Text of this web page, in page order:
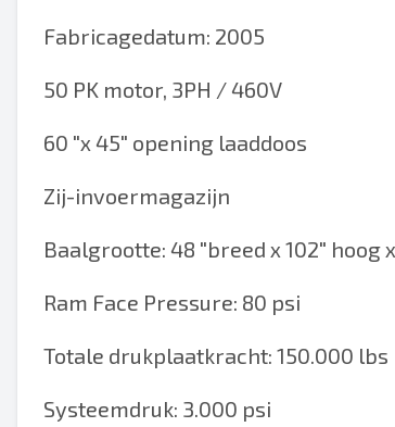
Fabricagedatum: 2005
50 PK motor, 3PH / 460V
60 "x 45" opening laaddoos
Zij-invoermagazijn
Baalgrootte: 48 "breed x 102" hoog
Ram Face Pressure: 80 psi
Totale drukplaatkracht: 150.000 lbs
Systeemdruk: 3.000 psi